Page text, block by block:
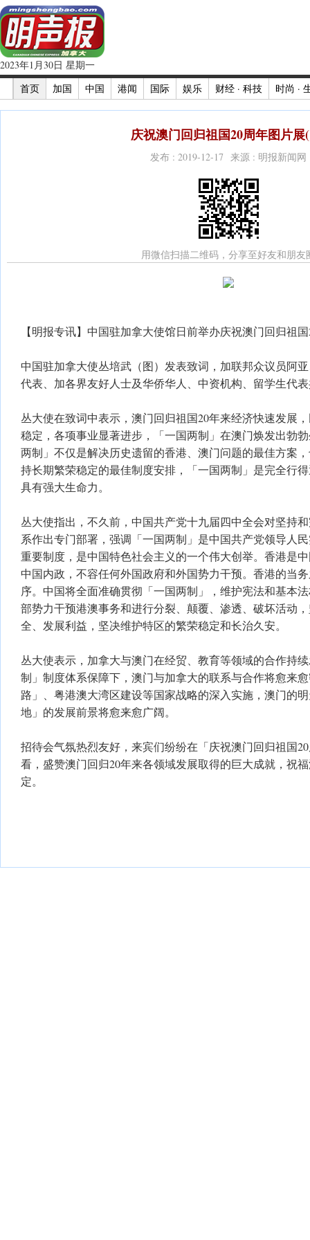
2023年1月30日 星期一
首页
加国 中国 港闻 国际 娱乐 财经 · 科技 时尚 ·
庆祝澳门回归祖国20周年图片展
发布 : 2019-12-17 来源 : 明报新闻网
用微信扫描二维码，分享至好友和朋友
【明报专讯】中国驻加拿大使馆日前举办庆祝澳门回归祖
中国驻加拿大使丛培武（图）发表致词，加联邦众议员阿
代表、加各界友好人士及华侨华人、中资机构、留学生代
丛大使在致词中表示，澳门回归祖国20年来经济快速发展
稳定，各项事业显著进步，「一国两制」在澳门焕发出勃
两制」不仅是解决历史遗留的香港、澳门问题的最佳方案
持长期繁荣稳定的最佳制度安排，「一国两制」是完全行
具有强大生命力。
丛大使指出，不久前，中国共产党十九届四中全会对坚持
系作出专门部署，强调「一国两制」是中国共产党领导人
重要制度，是中国特色社会主义的一个伟大创举。香港是
中国内政，不容任何外国政府和外国势力干预。香港的当
序。中国将全面准确贯彻「一国两制」，维护宪法和基本
部势力干预港澳事务和进行分裂、颠覆、渗透、破坏活动
全、发展利益，坚决维护特区的繁荣稳定和长治久安。
丛大使表示，加拿大与澳门在经贸、教育等领域的合作持
制」制度体系保障下，澳门与加拿大的联系与合作将愈来
路」、粤港澳大湾区建设等国家战略的深入实施，澳门的
地」的发展前景将愈来愈广阔。
招待会气氛热烈友好，来宾们纷纷在「庆祝澳门回归祖国
看，盛赞澳门回归20年来各领域发展取得的巨大成就，祝
定。